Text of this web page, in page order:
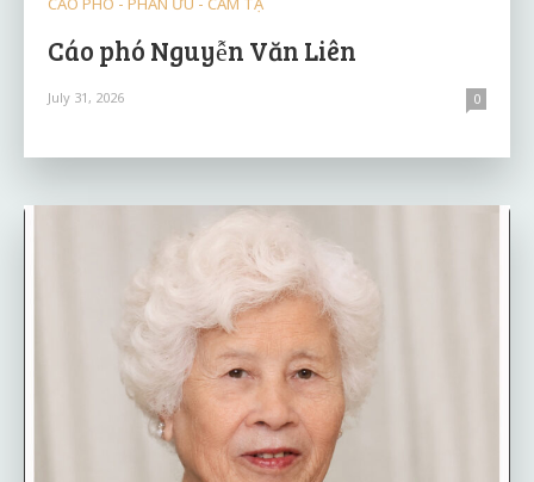
Cáo phó Nguyễn Văn Liên
July 31, 2026 0